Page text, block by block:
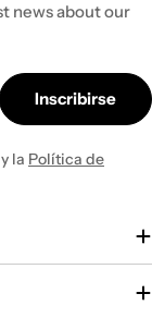
news about our
Inscribirse
y la Política de